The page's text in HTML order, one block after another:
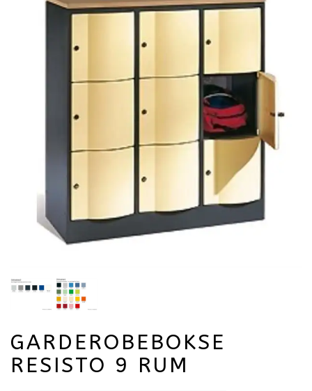
GARDEROBEBOKSE
RESISTO 9 RUM